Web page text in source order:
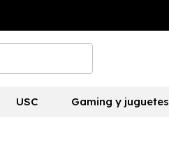
USC Gaming y juguetes